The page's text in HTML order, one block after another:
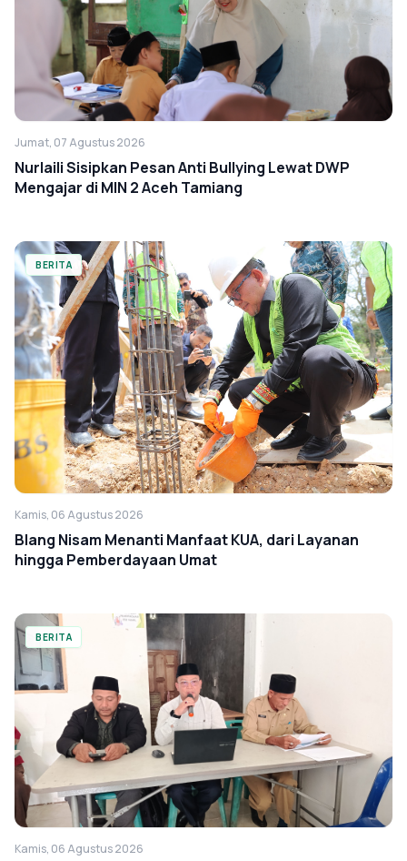
Jumat, 07 Agustus 2026
Nurlaili Sisipkan Pesan Anti Bullying Lewat DWP
Mengajar di MIN 2 Aceh Tamiang
BERITA
Kamis, 06 Agustus 2026
Blang Nisam Menanti Manfaat KUA, dari Layanan
hingga Pemberdayaan Umat
BERITA
Kamis, 06 Agustus 2026